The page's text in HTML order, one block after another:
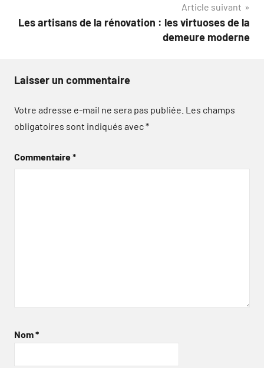
Article suivant
Les artisans de la rénovation : les virtuoses de la
demeure moderne
Laisser un commentaire
Votre adresse e-mail ne sera pas publiée. Les champs
obligatoires sont indiqués avec*
Commentaire*
Nom*